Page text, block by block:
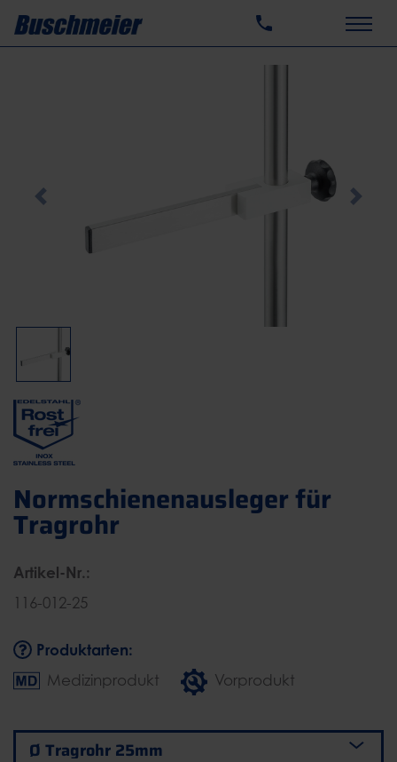
Previous Next
Normschienenausleger für
Tragrohr
Artikel-Nr.:
116-012-25
Produktarten:
Medizinprodukt Vorprodukt